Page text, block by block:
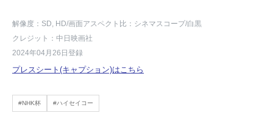
解像度：SD, HD/画面アスペクト比：シネマスコープ/白黒
クレジット：中日映画社
2024年04月26日登録
プレスシート(キャプション)はこちら
#NHK杯 #ハイセイコー